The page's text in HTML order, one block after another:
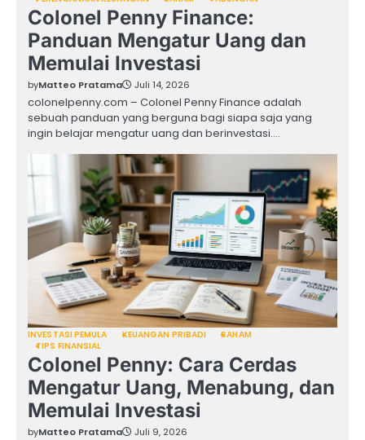
Colonel Penny Finance:
Panduan Mengatur Uang dan
Memulai Investasi
byMatteo Pratama Juli 14, 2026
colonelpenny.com – Colonel Penny Finance adalah
sebuah panduan yang berguna bagi siapa saja yang
ingin belajar mengatur uang dan berinvestasi.…
INVESTASI PEMULA KEUANGAN PRIBADI
SAHAM
TIPS FINANSIAL
Colonel Penny: Cara Cerdas
Mengatur Uang, Menabung, dan
Memulai Investasi
byMatteo Pratama Juli 9, 2026